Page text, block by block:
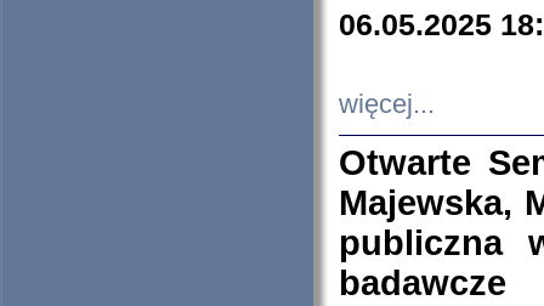
06.05.2025
więcej...
Otwarte
Majewska,
publiczna
badawcze